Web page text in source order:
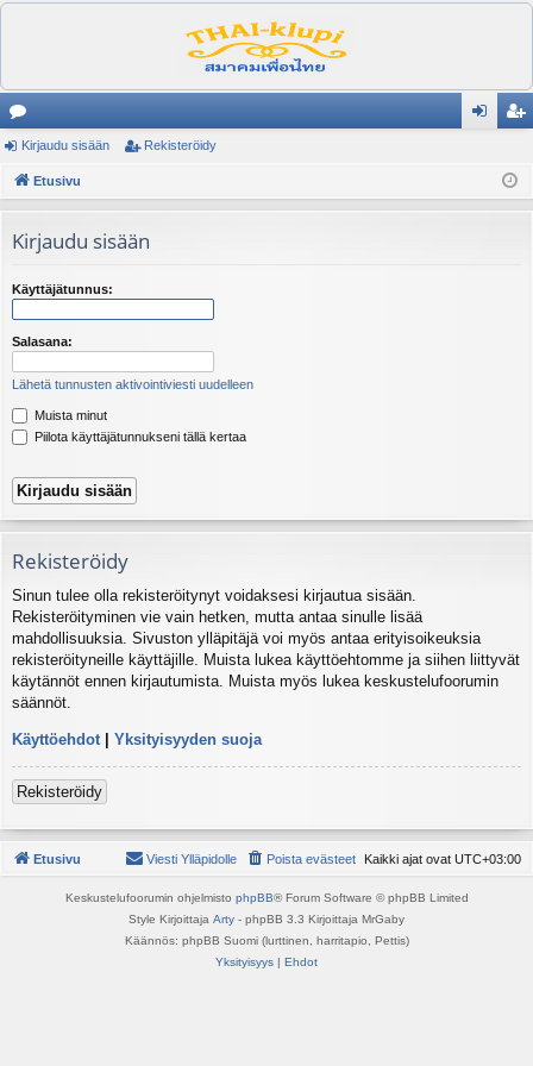
es
ku
el
ua
lu
ist
Kirjaudu sisään Rekisteröidy
Etusivu
Kirjaudu sisään
Käyttäjätunnus:
Salasana:
Lähetä tunnusten aktivointiviesti uudelleen
Muista minut
Piilota käyttäjätunnukseni tällä kertaa
Rekisteröidy
Sinun tulee olla rekisteröitynyt voidaksesi kirjautua sisään.
Rekisteröityminen vie vain hetken, mutta antaa sinulle lisää
mahdollisuuksia. Sivuston ylläpitäjä voi myös antaa erityisoikeuksia
rekisteröityneille käyttäjille. Muista lukea käyttöehtomme ja siihen liittyvät
käytännöt ennen kirjautumista. Muista myös lukea keskustelufoorumin
säännöt.
Käyttöehdot | Yksityisyyden suoja
Rekisteröidy
Etusivu Kaikki ajat ovat UTC+03:00
Poista evästeet
Viesti Ylläpidolle
Keskustelufoorumin ohjelmisto phpBB® Forum Software © phpBB Limited
Style Kirjoittaja Arty - phpBB 3.3 Kirjoittaja MrGaby
Käännös: phpBB Suomi (lurttinen, harritapio, Pettis)
Yksityisyys | Ehdot